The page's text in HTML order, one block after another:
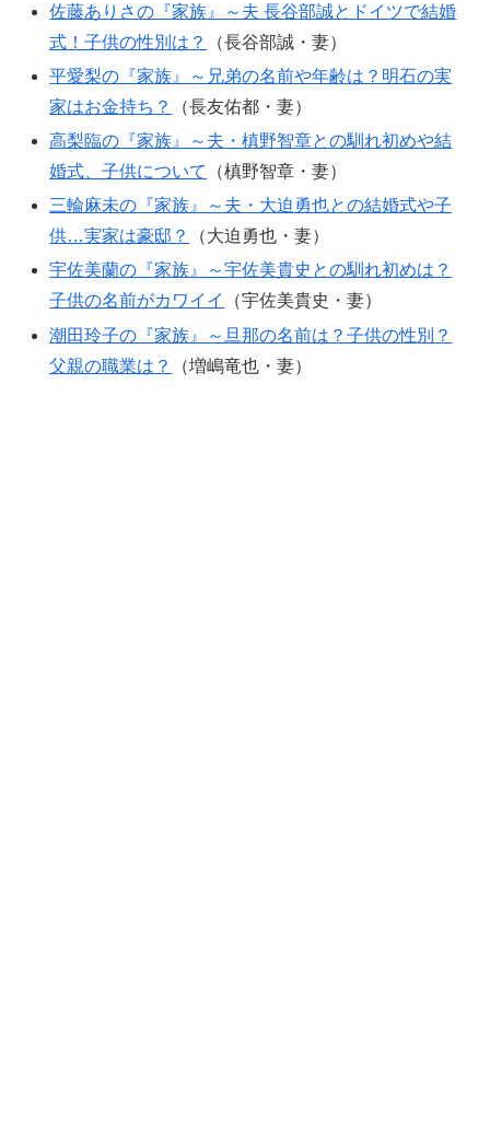
佐藤ありさの『家族』～夫 長谷部誠とドイツで結婚
式！子供の性別は？
（長谷部誠・妻）
平愛梨の『家族』～兄弟の名前や年齢は？明石の実
家はお金持ち？
（長友佑都・妻）
高梨臨の『家族』～夫・槙野智章との馴れ初めや結
婚式、子供について
（槙野智章・妻）
三輪麻未の『家族』～夫・大迫勇也との結婚式や子
供…実家は豪邸？
（大迫勇也・妻）
宇佐美蘭の『家族』～宇佐美貴史との馴れ初めは？
子供の名前がカワイイ
（宇佐美貴史・妻）
潮田玲子の『家族』～旦那の名前は？子供の性別？
父親の職業は？
（増嶋竜也・妻）